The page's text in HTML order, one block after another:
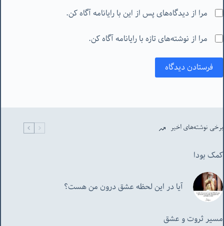
مرا از دیدگاه‌های پس از این با رایانامه آگاه کن.
مرا از نوشته‌های تازه با رایانامه آگاه کن.
فرستادن دیدگاه
برخی نوشته‌های اخیر
کمک بودا
آیا در این لحظه عشق درون من هست؟
مسیر ثروت و عشق